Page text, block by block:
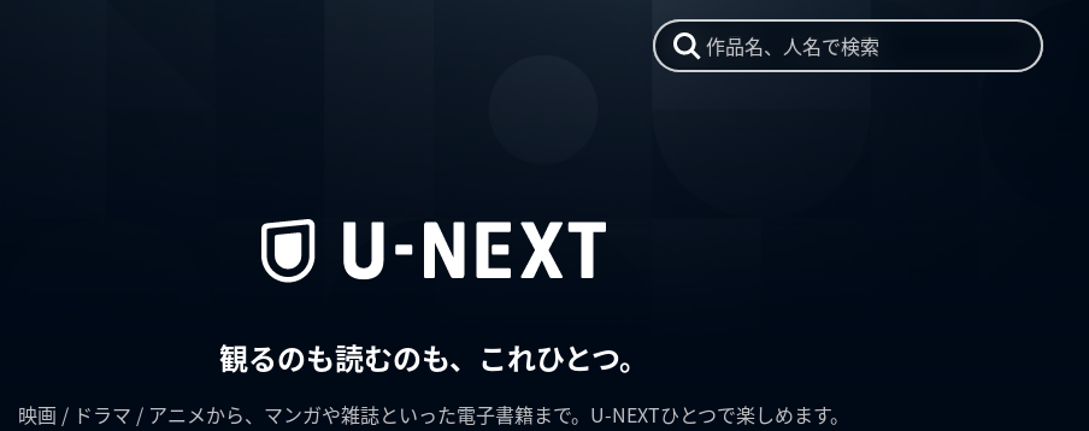
作品名、人名で検索
観るのも読むのも、これひとつ。
映画 / ドラマ / アニメから、マンガや雑誌といった電子書籍まで。U-NEXTひとつで楽しめます。